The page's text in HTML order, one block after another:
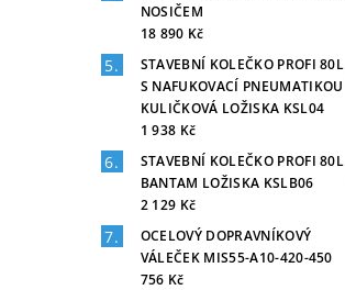
NOSIČEM
18 890 Kč
STAVEBNÍ KOLEČKO PROFI 80L
S NAFUKOVACÍ PNEUMATIKOU
KULIČKOVÁ LOŽISKA KSL04
1 938 Kč
STAVEBNÍ KOLEČKO PROFI 80L
BANTAM LOŽISKA KSLB06
2 129 Kč
OCELOVÝ DOPRAVNÍKOVÝ
VÁLEČEK MIS55-A10-420-450
756 Kč